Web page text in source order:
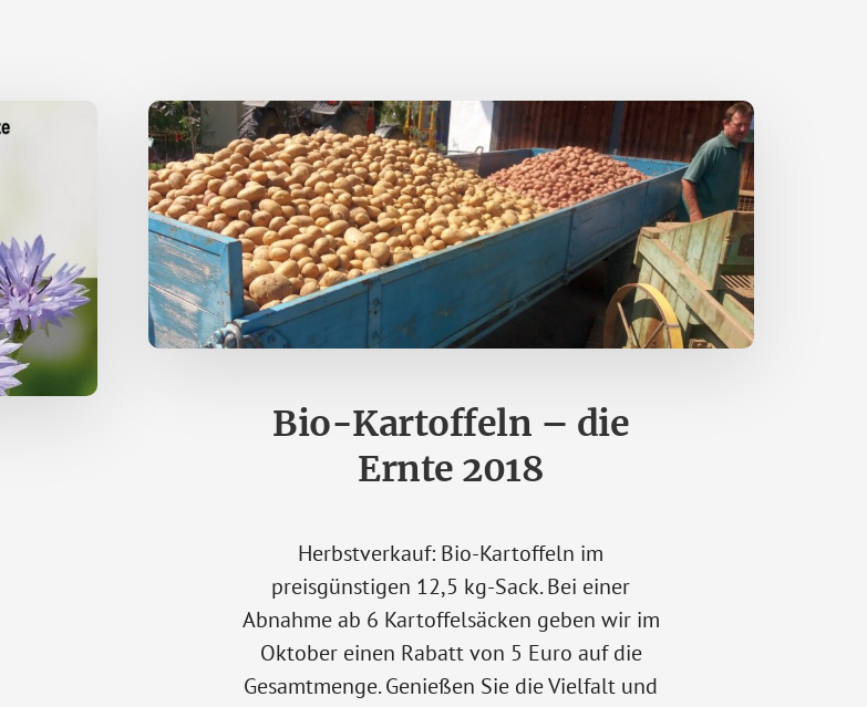
Bio-Kartoffeln – die
Ernte 2018
Herbstverkauf: Bio-Kartoffeln im
preisgünstigen 12,5 kg-Sack. Bei einer
Abnahme ab 6 Kartoffelsäcken geben wir im
Oktober einen Rabatt von 5 Euro auf die
Gesamtmenge. Genießen Sie die Vielfalt und